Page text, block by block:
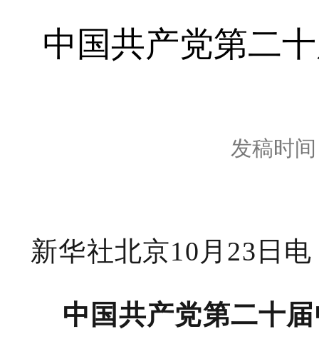
中国共产党第二
发稿时
新华社北京10月23日
中国共产党第二十